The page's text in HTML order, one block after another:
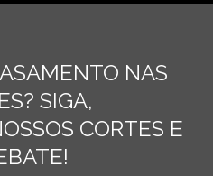
NAS
SIGA,
CORTES E